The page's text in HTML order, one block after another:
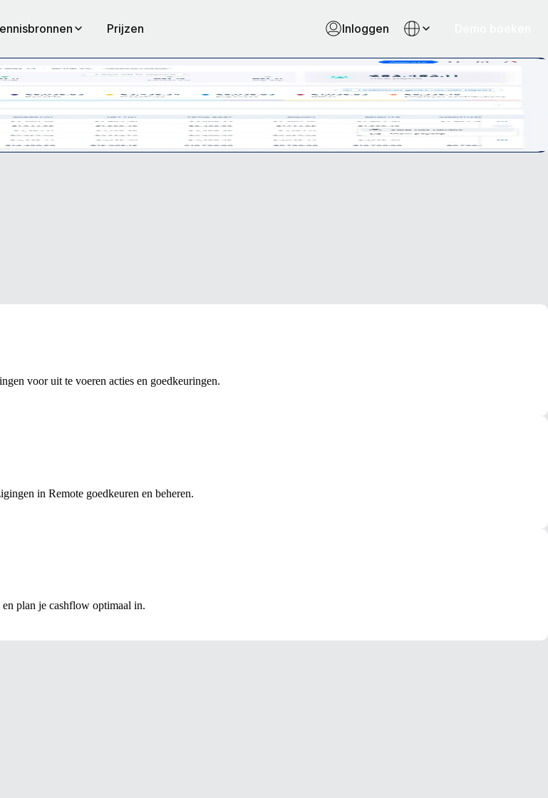
Prijzen Inloggen
-voortgang. Ervaar transparant, nauwkeurig en eenvoudig payrollmanagement zoals nooit tevoren.
voor uit te voeren acties en goedkeuringen.
in Remote goedkeuren en beheren.
plan je cashflow optimaal in.